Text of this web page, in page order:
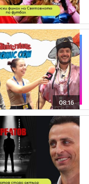
08:16